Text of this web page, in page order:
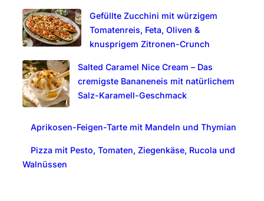
Gefüllte Zucchini mit würzigem
Tomatenreis, Feta, Oliven &
knusprigem Zitronen-Crunch
Salted Caramel Nice Cream – Das
cremigste Bananeneis mit natürlichem
Salz-Karamell-Geschmack
Aprikosen-Feigen-Tarte mit Mandeln und Thymian
Pizza mit Pesto, Tomaten, Ziegenkäse, Rucola und
Walnüssen